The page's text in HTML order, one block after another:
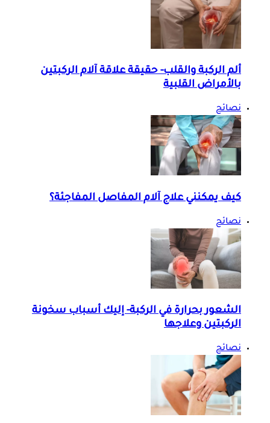
ألم الركبة والقلب- حقيقة علاقة آلام الركبتين
بالأمراض القلبية
نصائح
كيف يمكنني علاج آلام المفاصل المفاجئة؟
نصائح
الشعور بحرارة في الركبة- إليك أسباب سخونة
الركبتين وعلاجها
نصائح